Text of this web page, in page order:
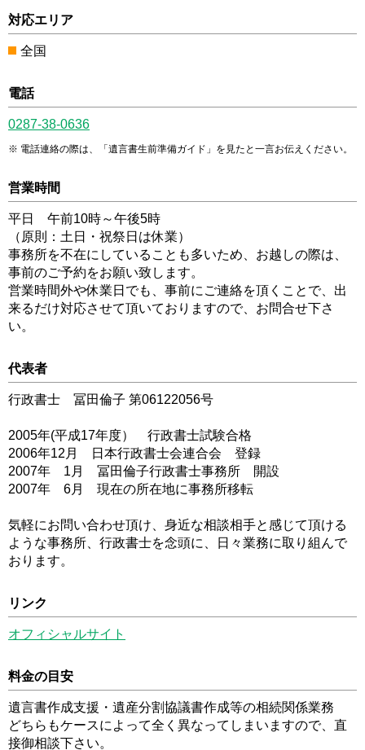
対応エリア
全国
電話
0287-38-0636
電話連絡の際は、「遺言書生前準備ガイド」を見たと一言お伝えください。
営業時間
平日 午前10時～午後5時
（原則：土日・祝祭日は休業）
事務所を不在にしていることも多いため、お越しの際は、
事前のご予約をお願い致します。
営業時間外や休業日でも、事前にご連絡を頂くことで、出
来るだけ対応させて頂いておりますので、お問合せ下さ
い。
代表者
行政書士 冨田倫子 第06122056号
2005年(平成17年度） 行政書士試験合格
2006年12月 日本行政書士会連合会 登録
2007年 1月 冨田倫子行政書士事務所 開設
2007年 6月 現在の所在地に事務所移転
気軽にお問い合わせ頂け、身近な相談相手と感じて頂ける
ような事務所、行政書士を念頭に、日々業務に取り組んで
おります。
リンク
オフィシャルサイト
料金の目安
遺言書作成支援・遺産分割協議書作成等の相続関係業務
どちらもケースによって全く異なってしまいますので、直
接御相談下さい。